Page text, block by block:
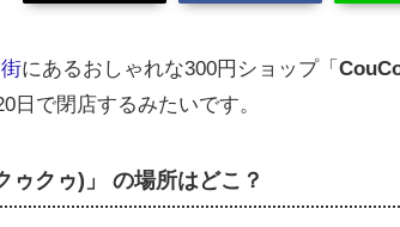
にあるおしゃれな300円ショップ「
日で閉店するみたいです。
クゥ)」 の場所はどこ？